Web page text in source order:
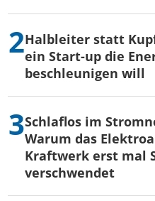
Halbleiter statt
ein Start-up die
beschleunigen will
Schlaflos im
Warum das
Kraftwerk erst mal
verschwendet